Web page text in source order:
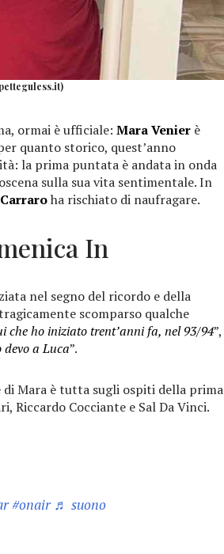
ormai è ufficiale: Mara Venier è
quanto storico, quest’anno
la prima puntata è andata in onda
sulla sua vita sentimentale. In
ha rischiato di naufragare.
In
nel segno del ricordo e della
scomparso qualche
che ho iniziato trent’anni fa, nel 93/94”,
devo a Luca”.
Mara è tutta sugli ospiti della prima
Riccardo Cocciante e Sal Da Vinci.
#onair ♬ suono